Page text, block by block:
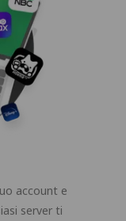
account e
server ti